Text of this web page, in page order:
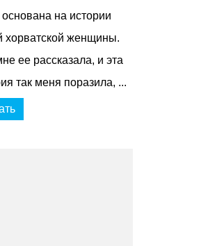
основана на истории
хорватской женщины.
ее рассказала, и эта
так меня поразила, ...